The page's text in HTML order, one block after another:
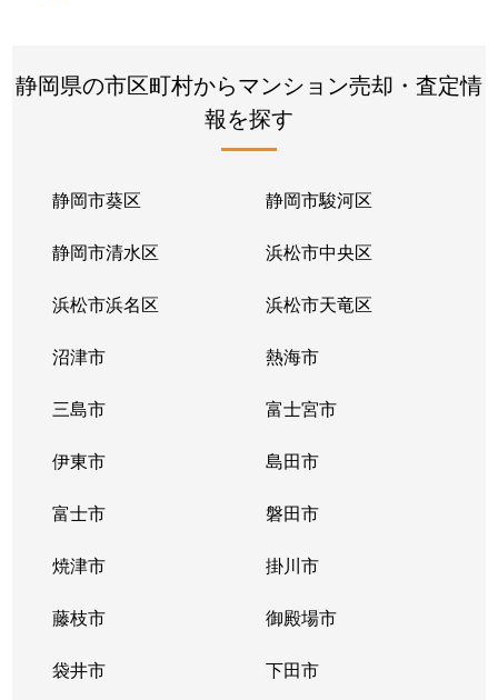
静岡県の市区町村からマンション売却・査定情
報を探す
静岡市葵区 静岡市駿河区
静岡市清水区 浜松市中央区
浜松市浜名区 浜松市天竜区
沼津市 熱海市
三島市 富士宮市
伊東市 島田市
富士市 磐田市
焼津市 掛川市
藤枝市 御殿場市
袋井市 下田市